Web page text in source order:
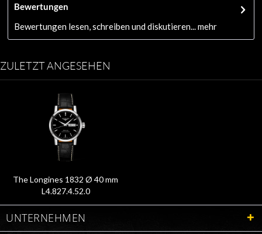
Bewertungen
Bewertungen lesen, schreiben und diskutieren...
mehr
ZULETZT ANGESEHEN
The Longines 1832 Ø 40 mm
L4.827.4.52.0
UNTERNEHMEN